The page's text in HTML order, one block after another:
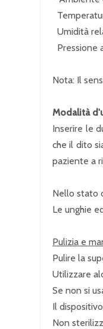
Umidità
Pressione
Nota: Il
Modalità
Inserire le
che il dito
paziente a
Nello stato
Le unghie
Pulizia e
Pulire la
Utilizzare
Se non si
Il
Non